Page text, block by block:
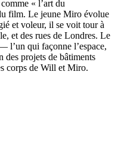
« l’art du
film. Le jeune Miro évolue
et voleur, il se voit tour à
et des rues de Londres. Le
l’un qui façonne l’espace,
des projets de bâtiments
corps de Will et Miro.